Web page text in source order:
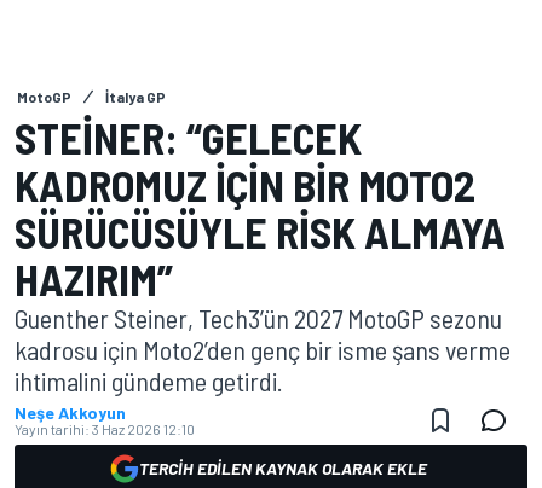
MotoGP İtalya GP
STEINER: “GELECEK
KADROMUZ IÇIN BIR MOTO2
SÜRÜCÜSÜYLE RISK ALMAYA
HAZIRIM”
Guenther Steiner, Tech3’ün 2027 MotoGP sezonu
kadrosu için Moto2’den genç bir isme şans verme
ihtimalini gündeme getirdi.
Neşe Akkoyun
Yayın tarihi: 3 Haz 2026 12:10
TERCIH EDILEN KAYNAK OLARAK EKLE